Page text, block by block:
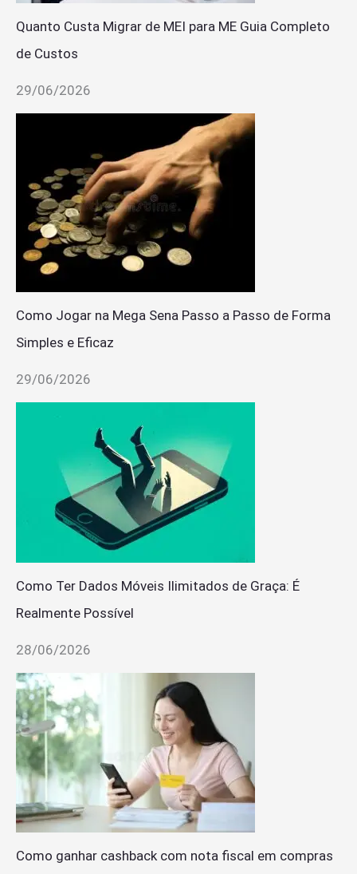
Quanto Custa Migrar de MEI para ME Guia Completo
de Custos
29/06/2026
Como Jogar na Mega Sena Passo a Passo de Forma
Simples e Eficaz
29/06/2026
Como Ter Dados Móveis Ilimitados de Graça: É
Realmente Possível
28/06/2026
Como ganhar cashback com nota fiscal em compras